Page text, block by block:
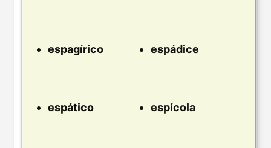
espagírico espádice
espático espícola